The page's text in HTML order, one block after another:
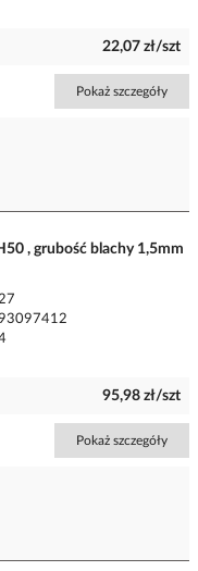
22,07 zł/szt
Pokaż szczegóły
, grubość blachy 1,5mm
95,98 zł/szt
Pokaż szczegóły